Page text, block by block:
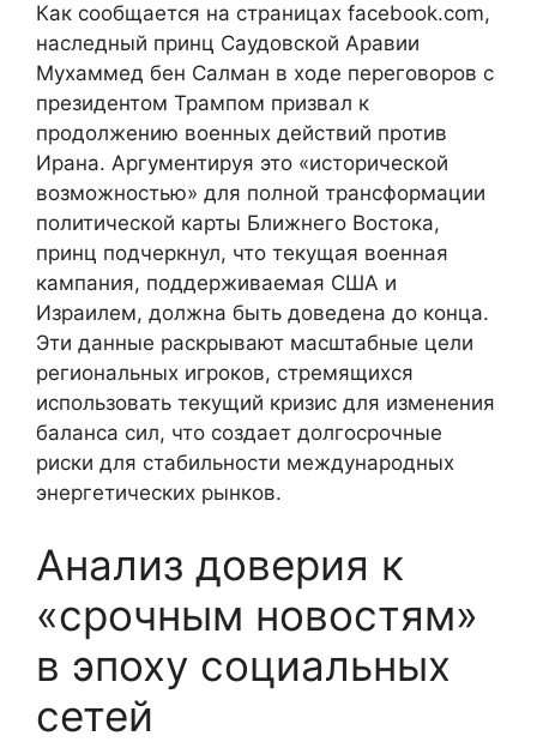
Как сообщается на страницах facebook.com,
наследный принц Саудовской Аравии
Мухаммед бен Салман в ходе переговоров с
президентом Трампом призвал к
продолжению военных действий против
Ирана. Аргументируя это «исторической
возможностью» для полной трансформации
политической карты Ближнего Востока,
принц подчеркнул, что текущая военная
кампания, поддерживаемая США и
Израилем, должна быть доведена до конца.
Эти данные раскрывают масштабные цели
региональных игроков, стремящихся
использовать текущий кризис для изменения
баланса сил, что создает долгосрочные
риски для стабильности международных
энергетических рынков.
Анализ доверия к
«срочным новостям»
в эпоху социальных
сетей